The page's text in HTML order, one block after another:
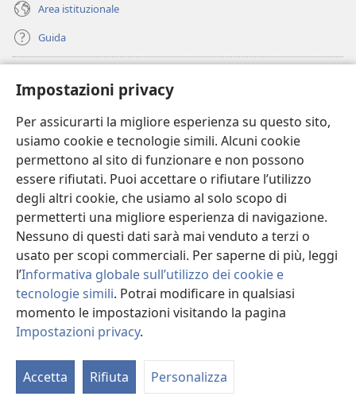
Impostazioni privacy
Per assicurarti la migliore esperienza su questo sito,
usiamo cookie e tecnologie simili. Alcuni cookie
permettono al sito di funzionare e non possono
essere rifiutati. Puoi accettare o rifiutare l’utilizzo
degli altri cookie, che usiamo al solo scopo di
permetterti una migliore esperienza di navigazione.
Nessuno di questi dati sarà mai venduto a terzi o
usato per scopi commerciali. Per saperne di più, leggi
l’Informativa globale sull’utilizzo dei cookie e
tecnologie simili. Potrai modificare in qualsiasi
momento le impostazioni visitando la pagina
Impostazioni privacy.
Accetta Rifiuta Personalizza
Area istituzionale
Guida
(apre
una
nuova
finestra)
BIBLIOTECA ONLINE Watchtower
(apre
una
nuova
finestra)
JW Hub
(apre
una
nuova
finestra)
JW Library
Watchtower Library®
Copyright© 2026 Watch Tower Bible and Tract Society of Pennsylvania.
CONDIZIONI D’USO
|